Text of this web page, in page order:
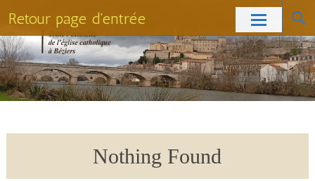
Retour page d'entrée
Skip
to
content
Nothing Found